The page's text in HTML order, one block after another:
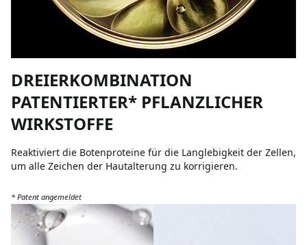
DREIERKOMBINATION
PATENTIERTER* PFLANZLICHER
WIRKSTOFFE
Reaktiviert die Botenproteine für die Langlebigkeit der Zellen,
um alle Zeichen der Hautalterung zu korrigieren.
* Patent angemeldet